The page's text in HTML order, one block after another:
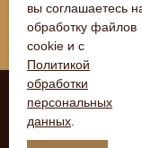
Доставка Задать
вы соглашаетесь
обработку файлов
cookie и с
Политикой
обработки
персональных
данных